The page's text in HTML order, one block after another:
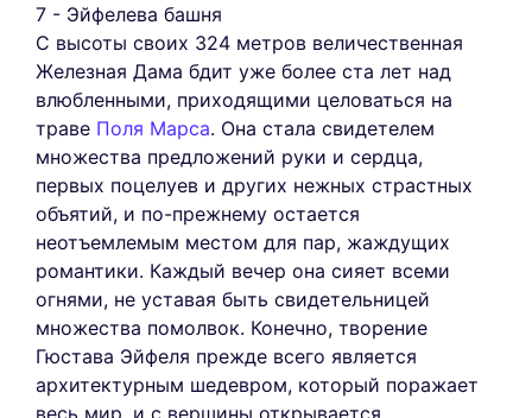
7 - Эйфелева башня
С высоты своих 324 метров величественная
Железная Дама бдит уже более ста лет над
влюбленными, приходящими целоваться на
траве Поля Марса. Она стала свидетелем
множества предложений руки и сердца,
первых поцелуев и других нежных страстных
объятий, и по-прежнему остается
неотъемлемым местом для пар, жаждущих
романтики. Каждый вечер она сияет всеми
огнями, не уставая быть свидетельницей
множества помолвок. Конечно, творение
Гюстава Эйфеля прежде всего является
архитектурным шедевром, который поражает
весь мир, и с вершины открывается